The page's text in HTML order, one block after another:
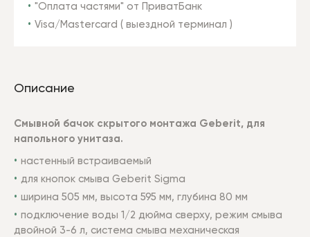
"Оплата частями" от ПриватБанк
Visa/Mastercard ( выездной терминал )
Описание
Смывной бачок скрытого монтажа Geberit, для
напольного унитаза.
настенный встраиваемый
для кнопок смыва Geberit Sigma
ширина 505 мм, высота 595 мм, глубина 80 мм
подключение воды 1/2 дюйма сверху, режим смыва
двойной 3-6 л, система смыва механическая